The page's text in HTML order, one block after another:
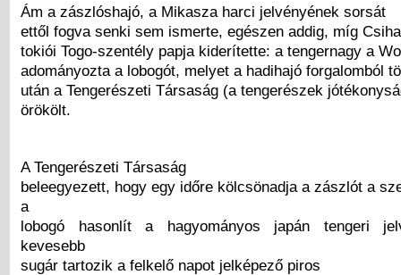
Ám a zászlóshajó, a Mikasza harci jelvényének sorsát
ettől fogva senki sem ismerte, egészen addig, míg
tokiói Togo-szentély papja kiderítette: a tengernagy a
adományozta a lobogót, melyet a hadihajó forgalomból
után a Tengerészeti Társaság (a tengerészek
örökölt.
A Tengerészeti Társaság
beleegyezett, hogy egy időre kölcsönadja a zászlót a
a
lobogó hasonlít a hagyományos japán tengeri
kevesebb
sugár tartozik a felkelő napot jelképező piros